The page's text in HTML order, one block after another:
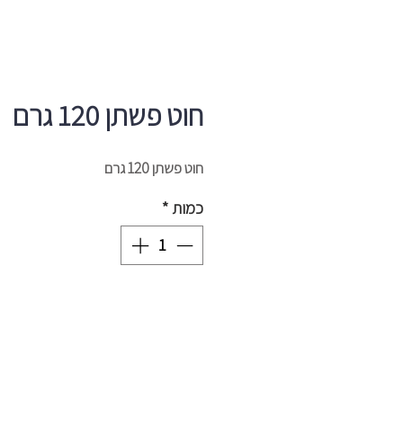
חוט פשתן 120 גרם
חוט פשתן 120 גרם
כמות*